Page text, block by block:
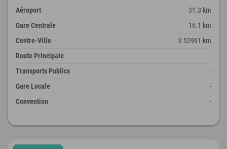
Aéroport
31.3 km
Gare Centrale
16.1 km
Centre-Ville
3.52961 km
Route Principale
-
Transports Publics
-
Gare Locale
-
Convention
-